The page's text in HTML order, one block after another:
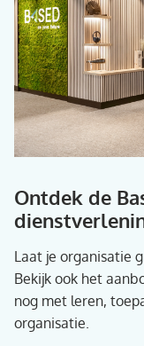
Ontdek de
Laat je organisatie
Bekijk ook het
nog met leren,
organisatie.